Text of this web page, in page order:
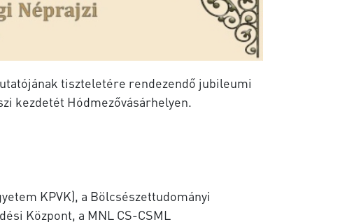
tiszteletére rendezendő jubileumi
kezdetét Hódmezővásárhelyen.
KPVK), a Bölcsészettudományi
Központ, a MNL CS-CSML